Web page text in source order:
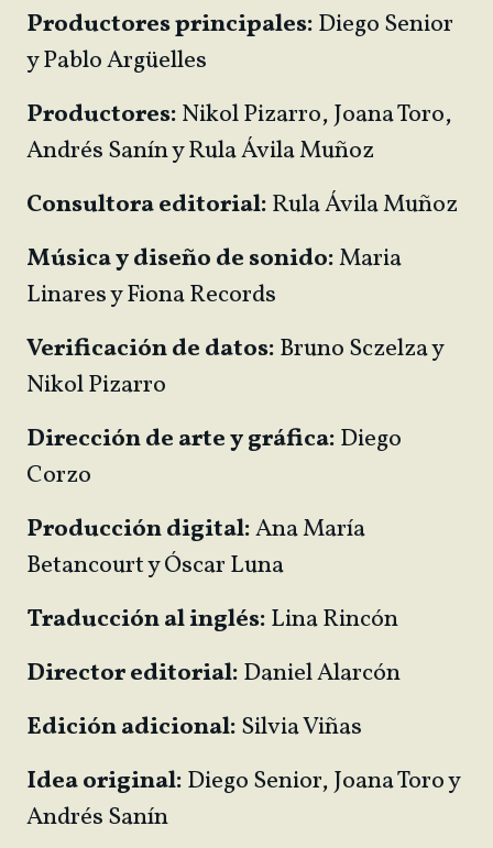
Productores principales:Diego Senior
y Pablo Argüelles
Productores:Nikol Pizarro, Joana Toro,
Andrés Sanín y Rula Ávila Muñoz
Consultora editorial:Rula Ávila Muñoz
Música y diseño de sonido:Maria
Linares y Fiona Records
Verificación de datos:Bruno Sczelza y
Nikol Pizarro
Dirección de arte y gráfica:Diego
Corzo
Producción digital:Ana María
Betancourt y Óscar Luna
Traducción al inglés:Lina Rincón
Director editorial:Daniel Alarcón
Edición adicional:Silvia Viñas
Idea original:Diego Senior, Joana Toro y
Andrés Sanín